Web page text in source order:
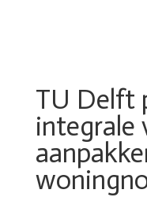
TU Delft
integrale